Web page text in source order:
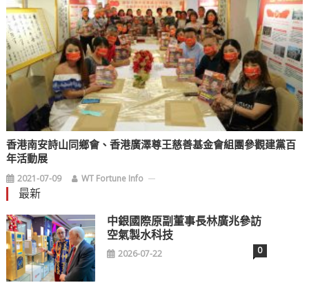
香港南安詩山同鄉會、香港廣澤尊王慈善基金會組團參觀建黨百
年活動展
2021-07-09 WT Fortune Info
最新
中銀國際原副董事長林廣兆參訪
空氣製水科技
2026-07-22 0